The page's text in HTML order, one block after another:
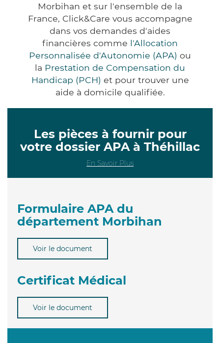
Morbihan et sur l'ensemble de la
France, Click&Care vous accompagne
dans vos demandes d'aides
financières comme l'Allocation
Personnalisée d'Autonomie (APA) ou
la Prestation de Compensation du
Handicap (PCH) et pour trouver une
aide à domicile qualifiée.
Les pièces à fournir pour
votre dossier APA à Théhillac
En Savoir Plus
Formulaire APA du
département Morbihan
Voir le document
Certificat Médical
Voir le document